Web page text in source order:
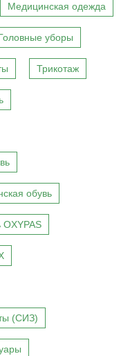
Медицинская одежда
уборы
Трикотаж
обувь
(СИЗ)